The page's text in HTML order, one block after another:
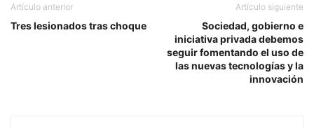
Artículo anterior
Tres lesionados tras choque
Artículo siguiente
Sociedad, gobierno e
iniciativa privada debemos
seguir fomentando el uso de
las nuevas tecnologías y la
innovación